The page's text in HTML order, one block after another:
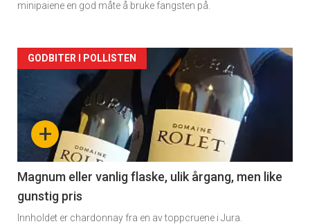
minipaiene en god måte å bruke fangsten på.
Forsiden
akkurat
nå
3
+
GODBITER I POLLISTEN
Magnum eller vanlig flaske, ulik årgang, men like
gunstig pris
Innholdet er chardonnay fra en av toppcruene i Jura.